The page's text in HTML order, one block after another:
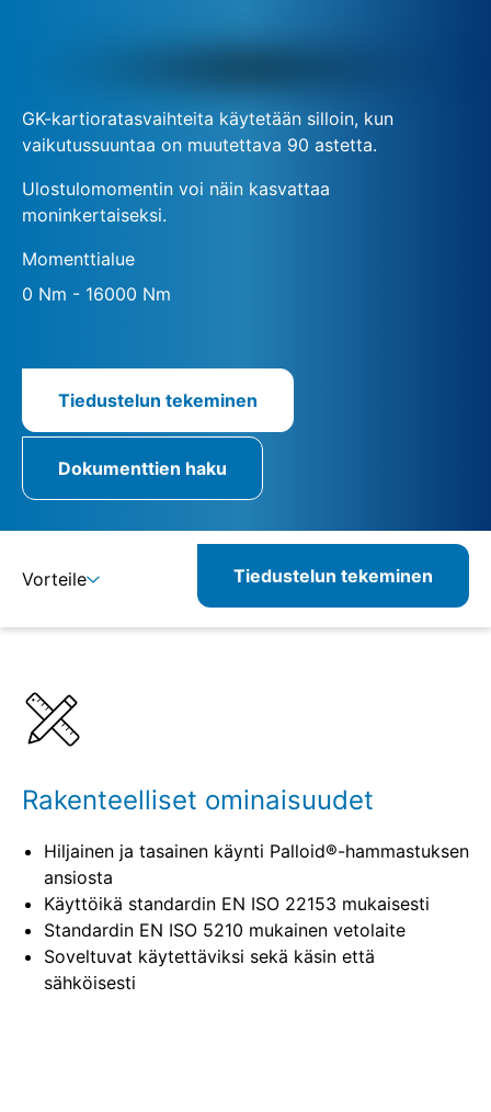
GK-kartioratasvaihteita käytetään silloin, kun
vaikutussuuntaa on muutettava 90 astetta.
Ulostulomomentin voi näin kasvattaa
moninkertaiseksi.
Momenttialue
0 Nm - 16000 Nm
Tiedustelun tekeminen
Dokumenttien haku
Vorteile Tiedustelun tekeminen
Rakenteelliset ominaisuudet
Hiljainen ja tasainen käynti Palloid®-hammastuksen
ansiosta
Käyttöikä standardin EN ISO 22153 mukaisesti
Standardin EN ISO 5210 mukainen vetolaite
Soveltuvat käytettäviksi sekä käsin että
sähköisesti